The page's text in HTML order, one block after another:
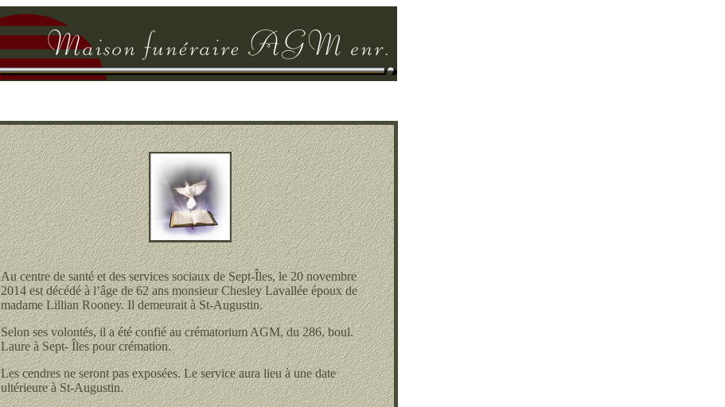
Au centre de santé et des services sociaux de Sept-Îles, le 20 novembre
2014 est décédé à l’âge de 62 ans monsieur Chesley Lavallée époux de
madame Lillian Rooney. Il demeurait à St-Augustin.
Selon ses volontés, il a été confié au crématorium AGM, du 286, boul.
Laure à Sept- Îles pour crémation.
Les cendres ne seront pas exposées. Le service aura lieu à une date
ultérieure à St-Augustin.